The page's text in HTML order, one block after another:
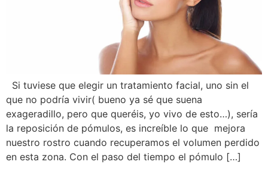
Si tuviese que elegir un tratamiento facial, uno sin el
que no podría vivir( bueno ya sé que suena
exageradillo, pero que queréis, yo vivo de esto…), sería
la reposición de pómulos, es increíble lo que mejora
nuestro rostro cuando recuperamos el volumen perdido
en esta zona. Con el paso del tiempo el pómulo […]